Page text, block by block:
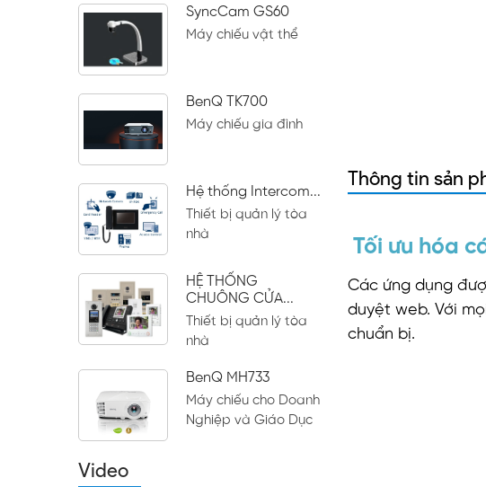
SyncCam GS60
Máy chiếu vật thể
BenQ TK700
Máy chiếu gia đình
Hệ thống Intercom...
Thiết bị quản lý tòa
nhà
HỆ THỐNG
CHUÔNG CỬA...
Thiết bị quản lý tòa
nhà
BenQ MH733
Máy chiếu cho Doanh
Nghiệp và Giáo Dục
Video
Thông tin sản
Tối ưu hóa
Các ứng dụng
duyệt web. Với
chuẩn bị.